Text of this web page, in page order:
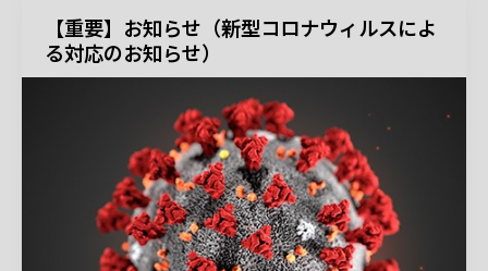
【重要】お知らせ（新型コロナウィルスによ
る対応のお知らせ）